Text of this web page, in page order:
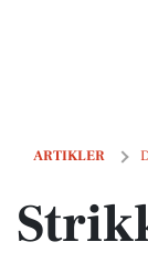
ARTIKLER
Strikkecafé